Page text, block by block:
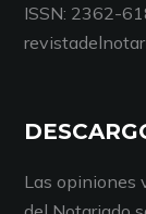
ISSN: 2362-
Las opiniones